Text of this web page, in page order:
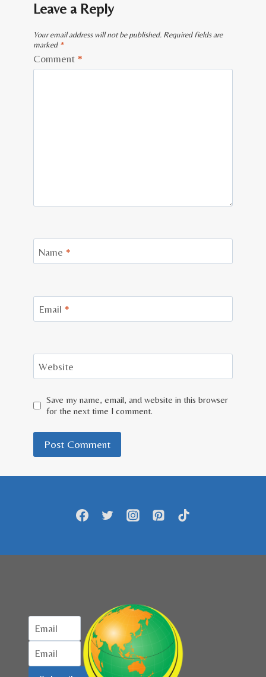
Leave a Reply
Your email address will not be published. Required fields are
marked *
Comment *
Name *
Email *
Website
Save my name, email, and website in this browser
for the next time I comment.